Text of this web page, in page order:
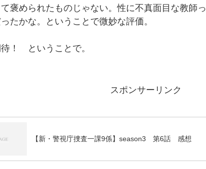
褒められたものじゃない。性に不真面目な教師っ
たかな。ということで微妙な評価。
！ ということで。
スポンサーリンク
【新・警視庁捜査一課9係】season3 第6話 感想